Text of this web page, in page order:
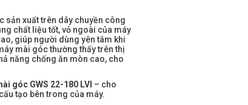
sản xuất trên dây chuyền công
chất liệu tốt, vỏ ngoài của máy
giúp người dùng yên tâm khi
mài góc thường thấy trên thị
năng chống ăn mòn cao, cho
góc GWS 22-180 LVI – cho
tạo bên trong của máy.